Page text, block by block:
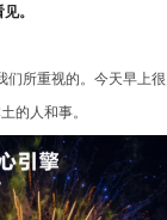
。
所重视的。今天早上
的人和事。